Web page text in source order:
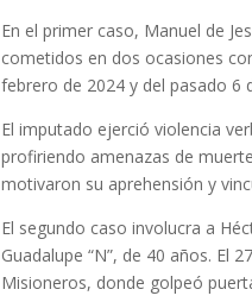
En el primer caso, Manuel de
cometidos en dos ocasiones
febrero de 2024 y del pasado 6
El imputado ejerció violencia
profiriendo amenazas de
motivaron su aprehensión y
El segundo caso involucra a
Guadalupe “N”, de 40 años. El
Misioneros, donde golpeó